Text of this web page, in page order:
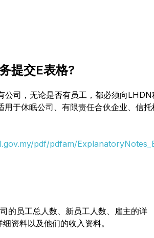
提交E表格?
公司，无论是否有员工，都必须向
用于休眠公司、有限责任合伙企业、信
pdf/pdfam/
的员工总人数、新员工人数、雇主的详
资料以及他们的收入资料。